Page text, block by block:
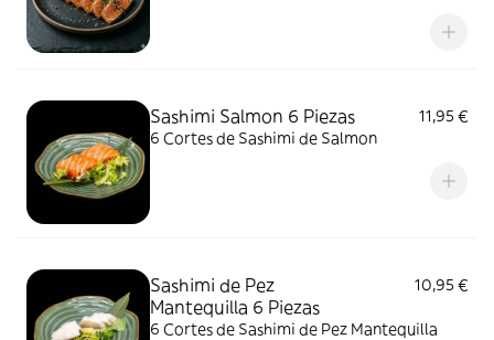
Sashimi Salmon 6 Piezas
11,95 €
6 Cortes de Sashimi de Salmon
Sashimi de Pez
Mantequilla 6 Piezas
10,95 €
6 Cortes de Sashimi de Pez Mantequilla